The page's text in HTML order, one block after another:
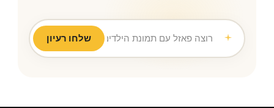
רוצה פאזל עם תמונת הילדים לסבא וסבתא ליום נ
שלחו רעיון